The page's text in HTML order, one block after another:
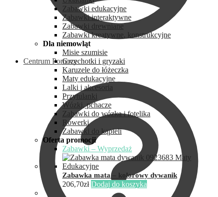
Centrum Pomocy
Zabawki edukacyjne
Zabawki interaktywne
Zabawki drewniane
Zabawki kreatywne, konstrukcyjne
Dla niemowląt
Misie szumisie
Grzechotki i gryzaki
Karuzele do łóżeczka
Maty edukacyjne
Lalki i akcesoria
Przytulanki
Wózki, pchacze
Zabawki do wózka i fotelika
Rowerki
Zabawki do kąpieli
Oferta promocji
Zabawki – Wyprzedaż
Zabawka mata – kolorowy dywanik
206,70zł Dodaj do koszyka